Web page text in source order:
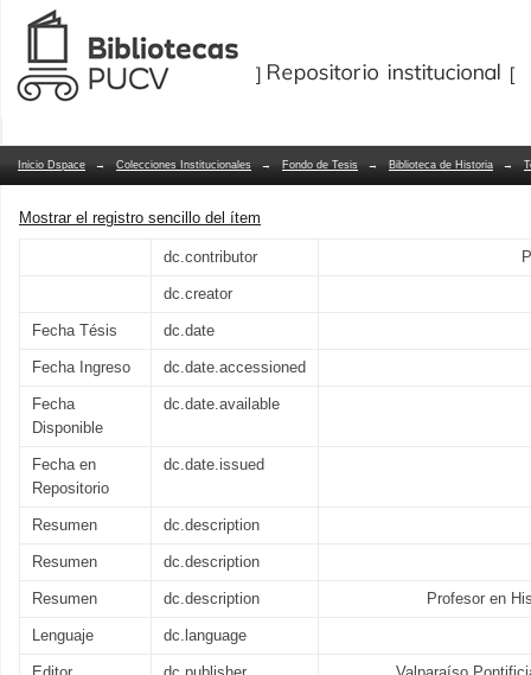
Los sistemas políticos en la escuela:
en la dictadura chilena desde 1973 a
Repositorio Dspace/Manakin
Inicio Dspace → Colecciones Institucionales → Fondo de Tesis → Biblioteca de Historia →
Mostrar el registro sencillo del ítem
dc.contributor
dc.creator
Fecha Tésis dc.date
Fecha Ingreso dc.date.accessioned
Fecha
Disponible
dc.date.available
Fecha en
Repositorio
dc.date.issued
Resumen dc.description
Resumen dc.description
Resumen dc.description Profesor en
Lenguaje dc.language